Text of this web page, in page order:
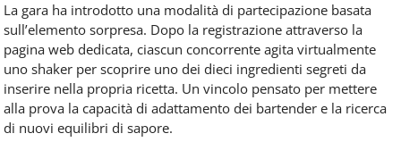
La gara ha introdotto una modalità di partecipazione basata
sull’elemento sorpresa. Dopo la registrazione attraverso la
pagina web dedicata, ciascun concorrente agita virtualmente
uno shaker per scoprire uno dei dieci ingredienti segreti da
inserire nella propria ricetta. Un vincolo pensato per mettere
alla prova la capacità di adattamento dei bartender e la ricerca
di nuovi equilibri di sapore.